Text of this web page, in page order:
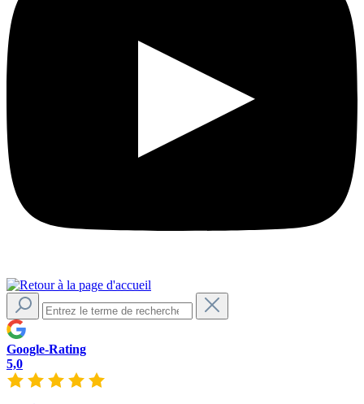
Google-Rating
5,0